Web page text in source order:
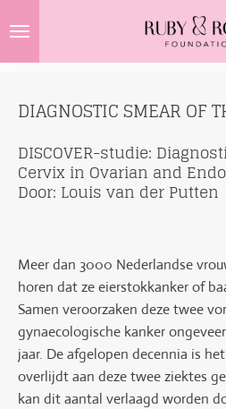
direct
naar
hoofdinhoud
DIAGNOSTIC SMEAR OF
DISCOVER-studie:
Cervix in Ovarian and
Door: Louis van der Putten
Meer dan 3000 Nederlandse
horen dat ze eierstokkanker of
Samen veroorzaken deze twee
gynaecologische kanker
jaar. De afgelopen decennia is
overlijdt aan deze twee ziektes
kan dit aantal verlaagd worden